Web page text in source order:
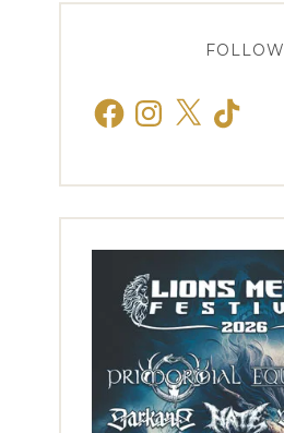
FOLLOW
FacebookInstagram
X TikTok